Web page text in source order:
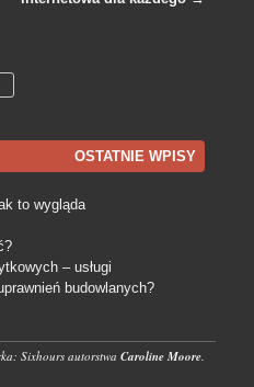
OSTATNIE WPISY
to wygląda
– usługi
budowlanych?
Sixhours autorstwa Caroline Moore.